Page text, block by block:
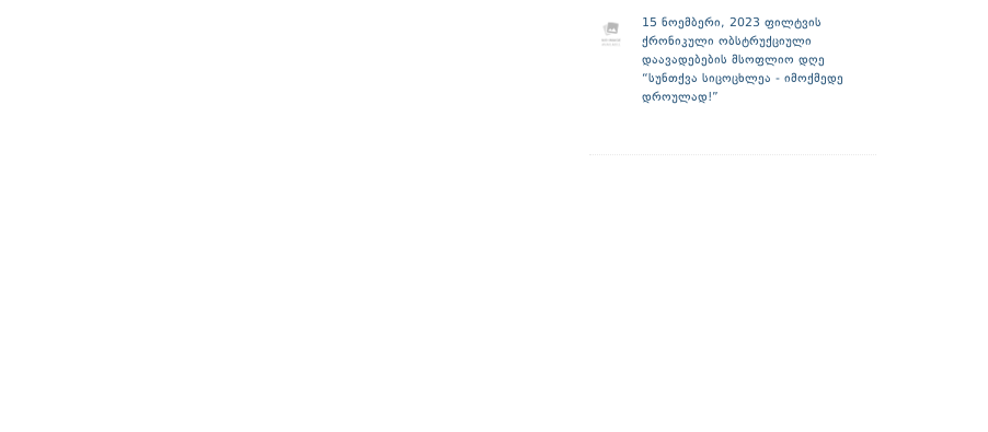
15 ნოემბერი, 2023 ფილტვის
ქრონიკული ობსტრუქციული
დაავადებების მსოფლიო დღე
“სუნთქვა სიცოცხლეა - იმოქმედე
დროულად!”